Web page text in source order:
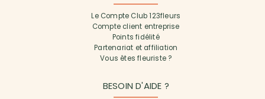
Le Compte Club 123fleurs
Compte client entreprise
Points fidélité
Partenariat et affiliation
Vous êtes fleuriste ?
BESOIN D'AIDE ?